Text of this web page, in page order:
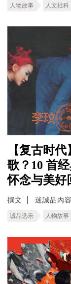
人物故事 人文社科
【复古时
歌？10 首
怀念与美好
撰文 迷誠品內
诚品选乐 人物故事